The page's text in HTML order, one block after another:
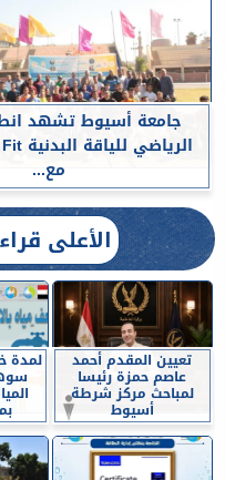
جامعة أسيوط تشهد
مع...
الأعلى
تعيين المقدم أحمد
عاصم حمزة رئيسا
لمباحث مركز شرطة
أسيوط
لمدة